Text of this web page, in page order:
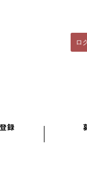
ロ
録